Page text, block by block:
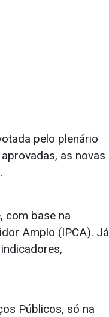
pelo plenário
as novas
com base na
Amplo (IPCA). Já
Públicos, só na